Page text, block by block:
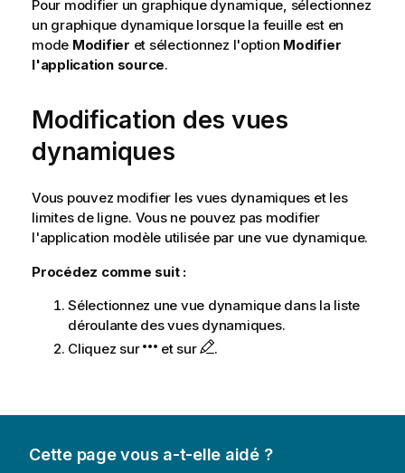
Pour modifier un graphique dynamique, sélectionnez
un graphique dynamique lorsque la feuille est en
mode Modifier et sélectionnez l'option Modifier
l'application source.
Modification des vues
dynamiques
Vous pouvez modifier les vues dynamiques et les
limites de ligne. Vous ne pouvez pas modifier
l'application modèle utilisée par une vue dynamique.
Procédez comme suit :
Sélectionnez une vue dynamique dans la liste
déroulante des vues dynamiques.
Cliquez sur
et sur .
Cette page vous a-t-elle aidé ?